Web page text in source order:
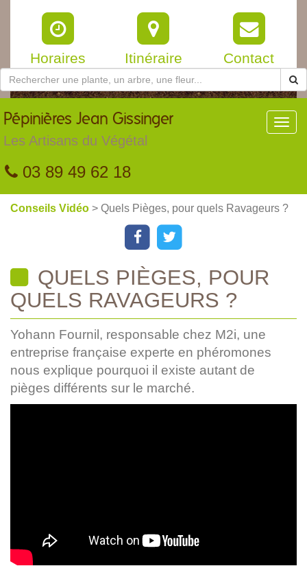
Horaires Itinéraire Contact
Pépinières Jean Gissinger
Les Artisans du Végétal
03 89 49 62 18
Conseils Vidéo > Quels Pièges, pour quels Ravageurs ?
QUELS PIÈGES, POUR
QUELS RAVAGEURS ?
Yohann Fournil, responsable chez M2i, une
entreprise française experte en phéromones
nous explique pourquoi il existe autant de
pièges différents sur le marché.